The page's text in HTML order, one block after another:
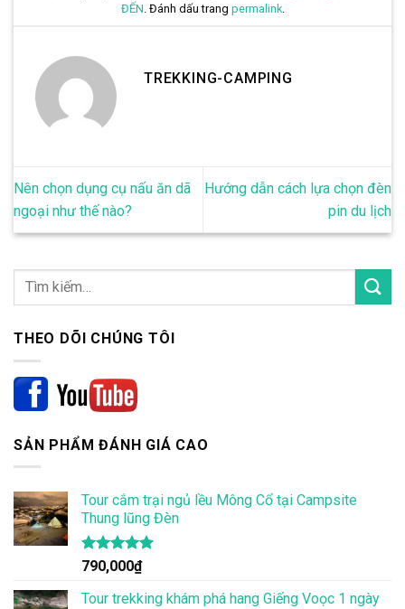
ĐẾN . Đánh dấu trang permalink.
TREKKING-CAMPING
Nên chọn dụng cụ nấu ăn dã
ngoại như thế nào?
Hướng dẫn cách lựa chọn đèn
pin du lịch
THEO DÕI CHÚNG TÔI
SẢN PHẨM ĐÁNH GIÁ CAO
Tour cắm trại ngủ lều Mông Cổ tại Campsite
Thung lũng Đèn
Được xếp
hạng
5.00
5 sao
790,000₫
Tour trekking khám phá hang Giếng Voọc 1 ngày